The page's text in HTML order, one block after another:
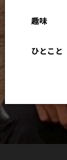
趣味
ひとこと